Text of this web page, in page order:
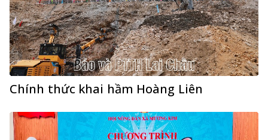
Chính thức khai hầm Hoàng Liên